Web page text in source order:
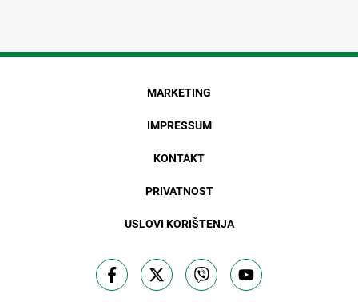
MARKETING
IMPRESSUM
KONTAKT
PRIVATNOST
USLOVI KORIŠTENJA